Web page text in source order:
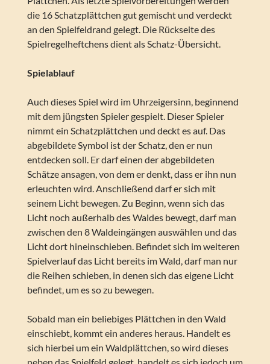
die 16 Schatzplättchen gut gemischt und verdeckt
an den Spielfeldrand gelegt. Die Rückseite des
Spielregelheftchens dient als Schatz-Übersicht.
Spielablauf
Auch dieses Spiel wird im Uhrzeigersinn, beginnend
mit dem jüngsten Spieler gespielt. Dieser Spieler
nimmt ein Schatzplättchen und deckt es auf. Das
abgebildete Symbol ist der Schatz, den er nun
entdecken soll. Er darf einen der abgebildeten
Schätze ansagen, von dem er denkt, dass er ihn nun
erleuchten wird. Anschließend darf er sich mit
seinem Licht bewegen. Zu Beginn, wenn sich das
Licht noch außerhalb des Waldes bewegt, darf man
zwischen den 8 Waldeingängen auswählen und das
Licht dort hineinschieben. Befindet sich im weiteren
Spielverlauf das Licht bereits im Wald, darf man nur
die Reihen schieben, in denen sich das eigene Licht
befindet, um es so zu bewegen.
Sobald man ein beliebiges Plättchen in den Wald
einschiebt, kommt ein anderes heraus. Handelt es
sich hierbei um ein Waldplättchen, so wird dieses